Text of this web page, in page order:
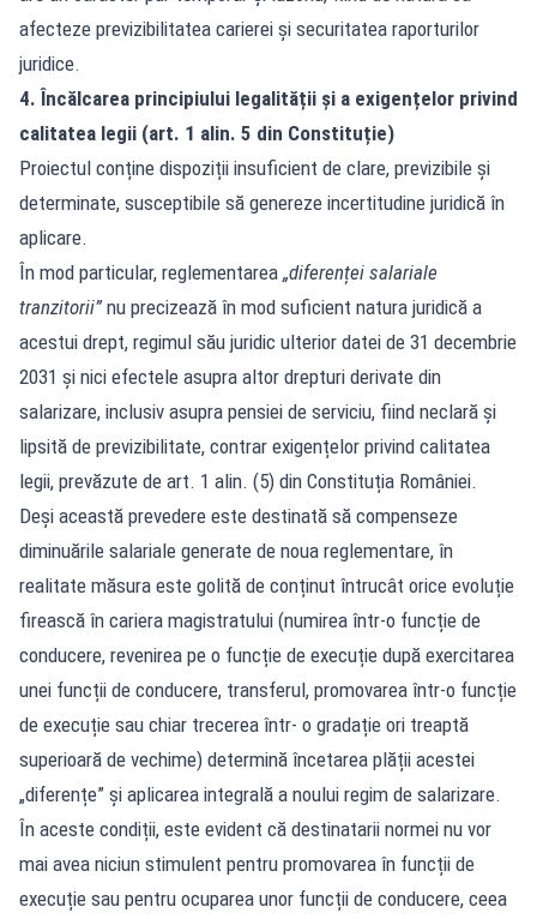
afecteze previzibilitatea carierei și securitatea raporturilor
juridice.
4. Încălcarea principiului legalității și a exigențelor privind
calitatea legii (art. 1 alin. 5 din Constituție)
Proiectul conține dispoziții insuficient de clare, previzibile și
determinate, susceptibile să genereze incertitudine juridică în
aplicare.
În mod particular, reglementarea „diferenței salariale
tranzitorii”nu precizează în mod suficient natura juridică a
acestui drept, regimul său juridic ulterior datei de 31 decembrie
2031 și nici efectele asupra altor drepturi derivate din
salarizare, inclusiv asupra pensiei de serviciu, fiind neclară și
lipsită de previzibilitate, contrar exigențelor privind calitatea
legii, prevăzute de art. 1 alin. (5) din Constituția României.
Deși această prevedere este destinată să compenseze
diminuările salariale generate de noua reglementare, în
realitate măsura este golită de conținut întrucât orice evoluție
firească în cariera magistratului (numirea într-o funcție de
conducere, revenirea pe o funcție de execuție după exercitarea
unei funcții de conducere, transferul, promovarea într-o funcție
de execuție sau chiar trecerea într- o gradație ori treaptă
superioară de vechime) determină încetarea plății acestei
„diferențe” și aplicarea integrală a noului regim de salarizare.
În aceste condiții, este evident că destinatarii normei nu vor
mai avea niciun stimulent pentru promovarea în funcții de
execuție sau pentru ocuparea unor funcții de conducere, ceea